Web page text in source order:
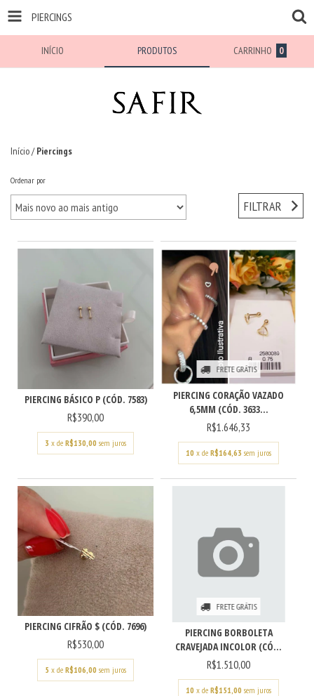
PIERCINGS
INÍCIO PRODUTOS CARRINHO 0
Início/ Piercings
Ordenar por
FILTRAR
PIERCING BÁSICO P (CÓD. 7583)
R$390,00
3 x de R$130,00 sem juros
FRETE GRÁTIS
PIERCING CORAÇÃO VAZADO
6,5MM (CÓD. 3633...
R$1.646,33
10 x de R$164,63 sem juros
PIERCING CIFRÃO $ (CÓD. 7696)
R$530,00
5 x de R$106,00 sem juros
FRETE GRÁTIS
PIERCING BORBOLETA
CRAVEJADA INCOLOR (CÓ...
R$1.510,00
10 x de R$151,00 sem juros